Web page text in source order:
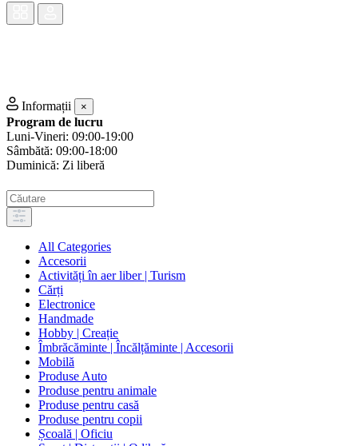
Informații ×
Program de lucru
Luni-Vineri: 09:00-19:00
Sâmbătă: 09:00-18:00
Duminică: Zi liberă
All Categories
Accesorii
Activități în aer liber | Turism
Cărți
Electronice
Handmade
Hobby | Creație
Îmbrăcăminte | Încălțăminte | Accesorii
Mobilă
Produse Auto
Produse pentru animale
Produse pentru casă
Produse pentru copii
Școală | Oficiu